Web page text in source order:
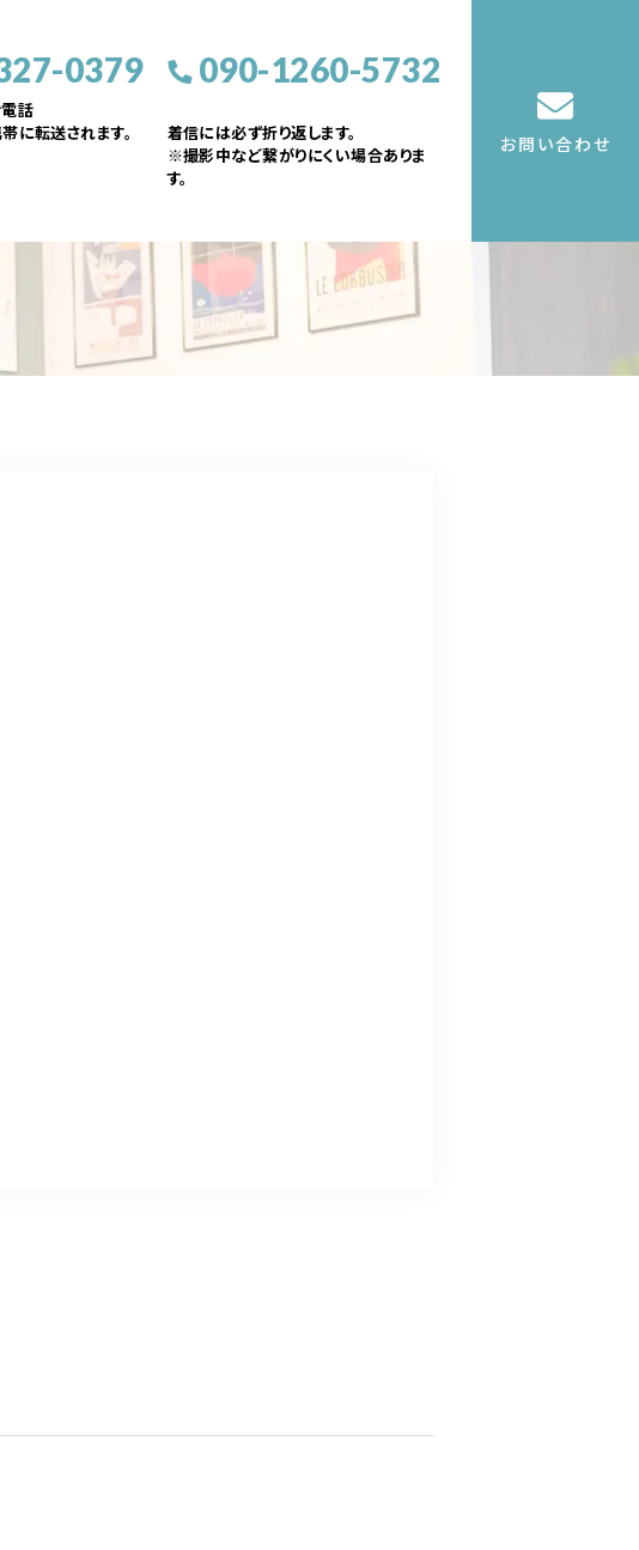
0379
話
に転送されます。
090-1260-5732
着信には必ず折り返します。
※撮影中など繋がりにくい場合ありま
す。
お問い合わせ